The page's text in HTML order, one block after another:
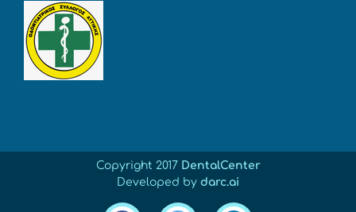
Copyright 2017 DentalCenter
Developed by darc.ai